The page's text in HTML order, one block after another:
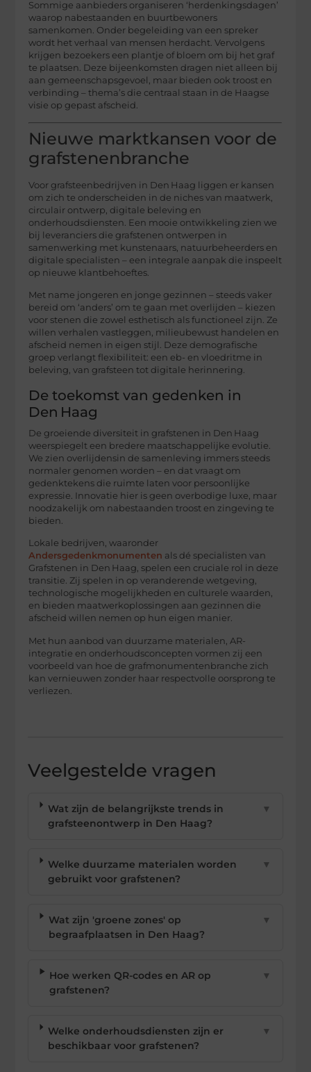
Sommige aanbieders organiseren ‘herdenkingsdagen’
waarop nabestaanden en buurtbewoners
samenkomen. Onder begeleiding van een spreker
wordt het verhaal van mensen herdacht. Vervolgens
krijgen bezoekers een plantje of bloem om bij het graf
te plaatsen. Deze bijeenkomsten dragen niet alleen bij
aan gemeenschapsgevoel, maar bieden ook troost en
verbinding – thema’s die centraal staan in de Haagse
visie op gepast afscheid.
Nieuwe marktkansen voor de
grafstenenbranche
Voor grafsteenbedrijven in Den Haag liggen er kansen
om zich te onderscheiden in de niches van maatwerk,
circulair ontwerp, digitale beleving en
onderhoudsdiensten. Een mooie ontwikkeling zien we
bij leveranciers die grafstenen ontwerpen in
samenwerking met kunstenaars, natuurbeheerders en
digitale specialisten – een integrale aanpak die inspeelt
op nieuwe klantbehoeftes.
Met name jongeren en jonge gezinnen – steeds vaker
bereid om ‘anders’ om te gaan met overlijden – kiezen
voor stenen die zowel esthetisch als functioneel zijn. Ze
willen verhalen vastleggen, milieubewust handelen en
afscheid nemen in eigen stijl. Deze demografische
groep verlangt flexibiliteit: een eb- en vloedritme in
beleving, van grafsteen tot digitale herinnering.
De toekomst van gedenken in
Den Haag
De groeiende diversiteit in grafstenen in Den Haag
weerspiegelt een bredere maatschappelijke evolutie.
We zien overlijdensin de samenleving immers steeds
normaler genomen worden – en dat vraagt om
gedenktekens die ruimte laten voor persoonlijke
expressie. Innovatie hier is geen overbodige luxe, maar
noodzakelijk om nabestaanden troost en zingeving te
bieden.
Lokale bedrijven, waaronder
Andersgedenkmonumenten als dé specialisten van
Grafstenen in Den Haag, spelen een cruciale rol in deze
transitie. Zij spelen in op veranderende wetgeving,
technologische mogelijkheden en culturele waarden,
en bieden maatwerkoplossingen aan gezinnen die
afscheid willen nemen op hun eigen manier.
Met hun aanbod van duurzame materialen, AR-
integratie en onderhoudsconcepten vormen zij een
voorbeeld van hoe de grafmonumentenbranche zich
kan vernieuwen zonder haar respectvolle oorsprong te
verliezen.
Veelgestelde vragen
Wat zijn de belangrijkste trends in
grafsteenontwerp in Den Haag?
▼
Welke duurzame materialen worden
gebruikt voor grafstenen?
▼
Wat zijn 'groene zones' op
begraafplaatsen in Den Haag?
▼
Hoe werken QR-codes en AR op
grafstenen?
▼
Welke onderhoudsdiensten zijn er
beschikbaar voor grafstenen?
▼